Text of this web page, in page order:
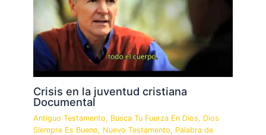
Crisis en la juventud cristiana
Documental
Antiguo Testamento, Busca Tu Fuerza En Dios, Dios
Siempre Es Bueno, Nuevo Testamento, Palabra de